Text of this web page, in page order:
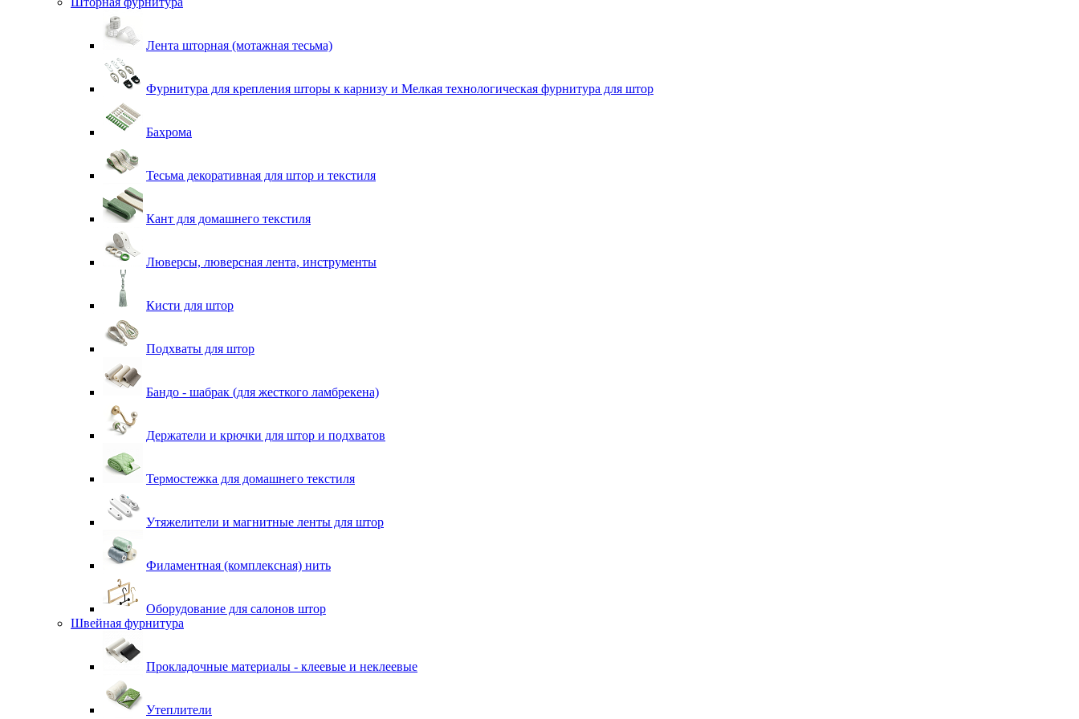
Лента шторная (мотажная тесьма)
Фурнитура для крепления шторы к карнизу и Мелкая технологическая фурнитура для штор
Бахрома
Тесьма декоративная для штор и текстиля
Кант для домашнего текстиля
Люверсы, люверсная лента, инструменты
Кисти для штор
Подхваты для штор
Бандо - шабрак (для жесткого ламбрекена)
Держатели и крючки для штор и подхватов
Термостежка для домашнего текстиля
Утяжелители и магнитные ленты для штор
Филаментная (комплексная) нить
Оборудование для салонов штор
Швейная фурнитура
Прокладочные материалы - клеевые и неклеевые
Утеплители